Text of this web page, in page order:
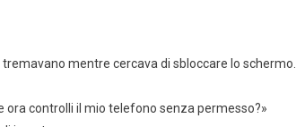
mentre cercava di sbloccare lo schermo.
ora controlli il mio telefono senza permesso?»